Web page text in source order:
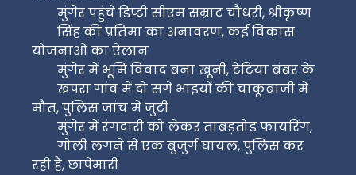
मुंगेर पहुंचे डिप्टी सीएम सम्राट चौधरी, श्रीकृष्ण
सिंह की प्रतिमा का अनावरण, कई विकास
योजनाओं का ऐलान
मुंगेर में भूमि विवाद बना खूनी, टेटिया बंबर के
खपरा गांव में दो सगे भाइयों की चाकूबाजी में
मौत, पुलिस जांच में जुटी
मुंगेर में रंगदारी को लेकर ताबड़तोड़ फायरिंग,
गोली लगने से एक बुजुर्ग घायल, पुलिस कर
रही है, छापेमारी